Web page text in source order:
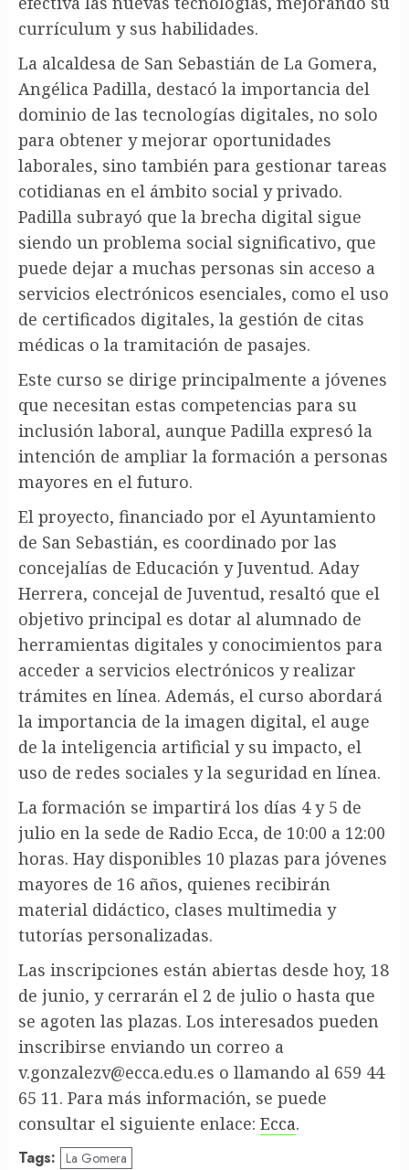
currículum y sus habilidades.
La alcaldesa de San Sebastián de La Gomera,
Angélica Padilla, destacó la importancia del
dominio de las tecnologías digitales, no solo
para obtener y mejorar oportunidades
laborales, sino también para gestionar tareas
cotidianas en el ámbito social y privado.
Padilla subrayó que la brecha digital sigue
siendo un problema social significativo, que
puede dejar a muchas personas sin acceso a
servicios electrónicos esenciales, como el uso
de certificados digitales, la gestión de citas
médicas o la tramitación de pasajes.
Este curso se dirige principalmente a jóvenes
que necesitan estas competencias para su
inclusión laboral, aunque Padilla expresó la
intención de ampliar la formación a personas
mayores en el futuro.
El proyecto, financiado por el Ayuntamiento
de San Sebastián, es coordinado por las
concejalías de Educación y Juventud. Aday
Herrera, concejal de Juventud, resaltó que el
objetivo principal es dotar al alumnado de
herramientas digitales y conocimientos para
acceder a servicios electrónicos y realizar
trámites en línea. Además, el curso abordará
la importancia de la imagen digital, el auge
de la inteligencia artificial y su impacto, el
uso de redes sociales y la seguridad en línea.
La formación se impartirá los días 4 y 5 de
julio en la sede de Radio Ecca, de 10:00 a 12:00
horas. Hay disponibles 10 plazas para jóvenes
mayores de 16 años, quienes recibirán
material didáctico, clases multimedia y
tutorías personalizadas.
Las inscripciones están abiertas desde hoy, 18
de junio, y cerrarán el 2 de julio o hasta que
se agoten las plazas. Los interesados pueden
inscribirse enviando un correo a
v.gonzalezv@ecca.edu.es o llamando al 659 44
65 11. Para más información, se puede
consultar el siguiente enlace: Ecca.
Tags: La Gomera